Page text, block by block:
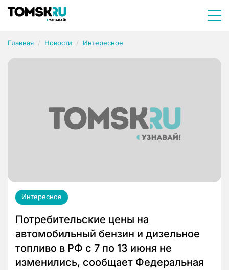
Главная Новости Интересное
Интересное
Потребительские цены на
автомобильный бензин и дизельное
топливо в РФ с 7 по 13 июня не
изменились, сообщает Федеральная